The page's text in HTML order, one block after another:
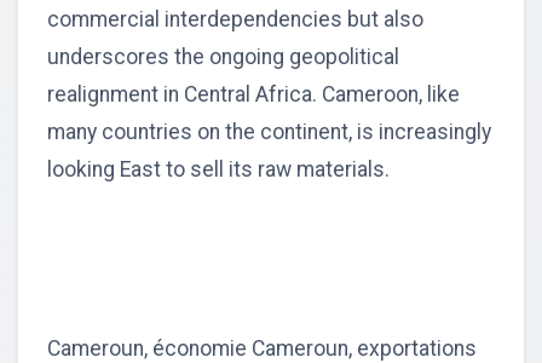
commercial interdependencies but also
underscores the ongoing geopolitical
realignment in Central Africa. Cameroon, like
many countries on the continent, is increasingly
looking East to sell its raw materials.
Cameroun, économie Cameroun, exportations